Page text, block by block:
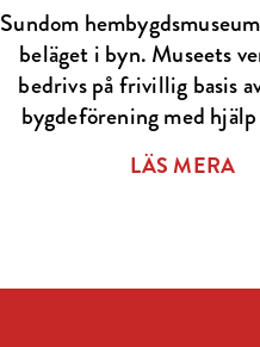
Sundom
beläget i byn. Museets
bedrivs på frivillig basis
bygdeförening med
LÄS MERA